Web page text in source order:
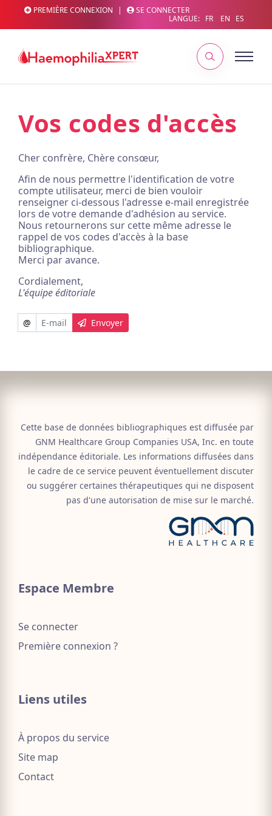
PREMIÈRE CONNEXION |
SE CONNECTER
LANGUE: FR EN ES
Vos codes d'accès
Cher confrère, Chère consœur,
Afin de nous permettre l'identification de votre
compte utilisateur, merci de bien vouloir
renseigner ci-dessous l'adresse e-mail enregistrée
lors de votre demande d'adhésion au service.
Nous retournerons sur cette même adresse le
rappel de vos codes d'accès à la base
bibliographique.
Merci par avance.
Cordialement,
L'équipe éditoriale
@ Envoyer
Cette base de données bibliographiques est diffusée par
GNM Healthcare Group Companies USA, Inc. en toute
indépendance éditoriale. Les informations diffusées dans
le cadre de ce service peuvent éventuellement discuter
ou suggérer certaines thérapeutiques qui ne disposent
pas d'une autorisation de mise sur le marché.
Espace Membre
Se connecter
Première connexion ?
Liens utiles
À propos du service
Site map
Contact